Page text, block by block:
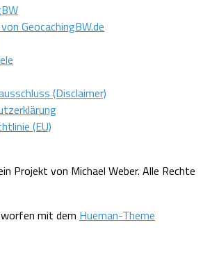
GeocachingBW.de
(Disclaimer)
(EU)
Projekt von Michael Weber. Alle Rechte
mit dem Hueman-Theme